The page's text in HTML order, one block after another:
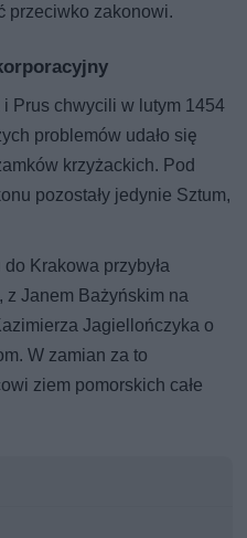
przeciwko zakonowi.
Prus chwycili w lutym 1454
problemów udało się
krzyżackich. Pod
pozostały jedynie Sztum,
Krakowa przybyła
Janem Bażyńskim na
Jagiellończyka o
W zamian za to
ziem pomorskich całe